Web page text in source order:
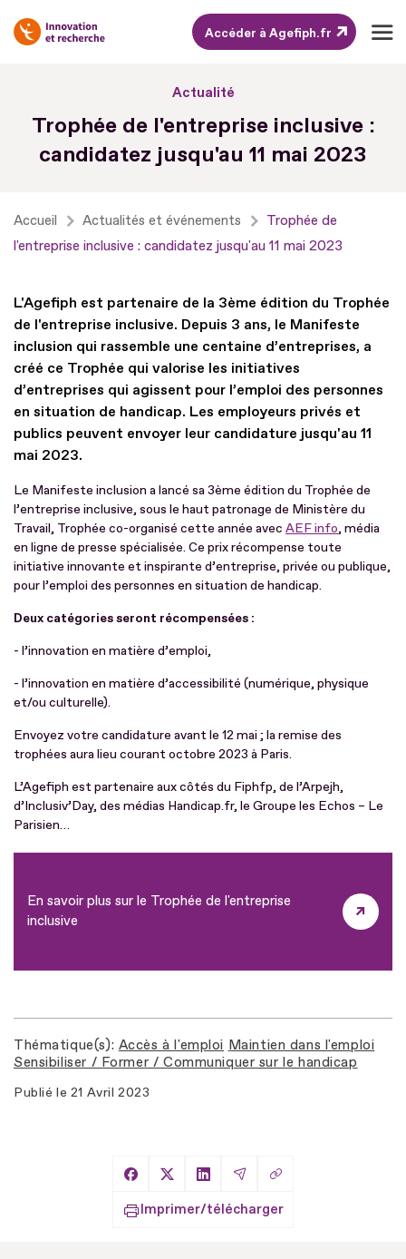
pied
de
Accéder à Agefiph.fr
Actualité
Trophée de l'entreprise inclusive :
candidatez jusqu'au 11 mai 2023
Accueil Actualités et événements
Trophée de
l'entreprise inclusive : candidatez jusqu'au 11 mai 2023
L'Agefiph est partenaire de la 3ème édition du Trophée
de l'entreprise inclusive. Depuis 3 ans, le Manifeste
inclusion qui rassemble une centaine d’entreprises, a
créé ce Trophée qui valorise les initiatives
d’entreprises qui agissent pour l’emploi des personnes
en situation de handicap. Les employeurs privés et
publics peuvent envoyer leur candidature jusqu'au 11
mai 2023.
Le Manifeste inclusion a lancé sa 3ème édition du Trophée de
l’entreprise inclusive, sous le haut patronage de Ministère du
Travail, Trophée co-organisé cette année avec AEF info, média
en ligne de presse spécialisée. Ce prix récompense toute
initiative innovante et inspirante d’entreprise, privée ou publique,
pour l’emploi des personnes en situation de handicap.
Deux catégories seront récompensées :
- l’innovation en matière d’emploi,
- l’innovation en matière d’accessibilité (numérique, physique
et/ou culturelle).
Envoyez votre candidature avant le 12 mai ; la remise des
trophées aura lieu courant octobre 2023 à Paris.
L’Agefiph est partenaire aux côtés du Fiphfp, de l’Arpejh,
d’Inclusiv’Day, des médias Handicap.fr, le Groupe les Echos – Le
Parisien…
En savoir plus sur le Trophée de l'entreprise
inclusive
Thématique(s) Accès à l'emploi Maintien dans l'emploi
Sensibiliser / Former / Communiquer sur le handicap
Publié le 21 Avril 2023
Partager sur Facebook
Partager sur X
Partager sur LinkedIn
Partager par Email
Copier le lien
Imprimer/télécharger